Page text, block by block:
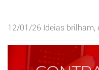
12/01/26 Ideias brilham,